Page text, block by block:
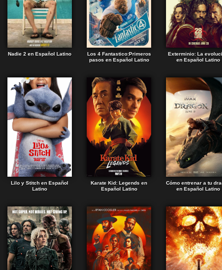
Nadie 2 en Español Latino
Los 4 Fantastico:Primeros
pasos en Español Latino
Exterminio: La
en Español Latino
Lilo y Stitch en Español
Latino
Karate Kid: Legends en
Español Latino
Cómo entrenar a tu
en Español Latino